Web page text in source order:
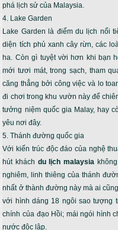
phá lịch sử của Malaysia.
4. Lake Garden
Lake Garden là điểm du lịch nổi
diện tích phủ xanh cây rừn, các
ha. Còn gì tuyệt vời hơn khi bạn
mới tươi mát, trong sạch, tham
căng thẳng bởi công việc và lo
đi chơi trong khu vườn này để
tưởng niệm quốc gia Malay, hay
yêu nơi đây.
5. Thánh đường quốc gia
Với kiến trúc độc đáo của nghệ
hút khách du lịch malaysia
nghiêm, linh thiêng của thánh
nhất ở thành đường này mà ai
với hình dáng 18 ngôi sao tượng
chính của đạo Hồi; mái ngói hình
nước độc lập.